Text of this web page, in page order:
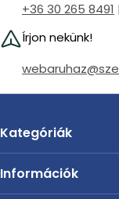
+36 30 265 8491 |
Írjon nekünk!
Kategóriák
Információk